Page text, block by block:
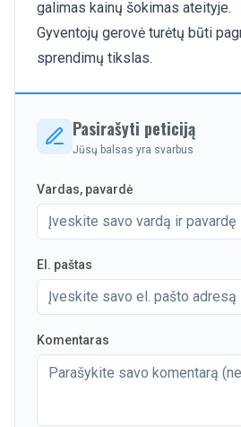
galimas kainų šokimas ateityje.
Gyventojų gerovė turėtų būti
sprendimų tikslas.
Pasirašyti peticiją
Jūsų balsas yra svarbus
Vardas, pavardė
El. paštas
Komentaras